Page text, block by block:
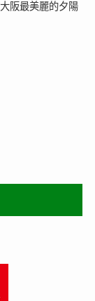
阪最美麗的夕陽